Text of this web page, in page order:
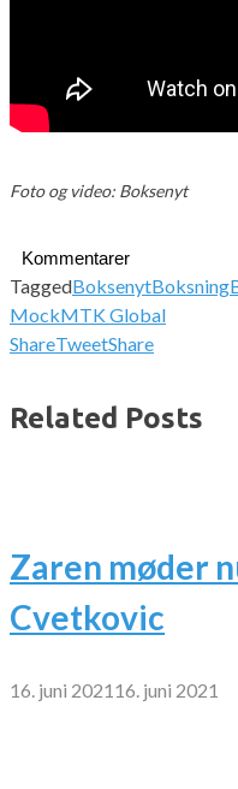
Foto og video: Boksenyt
Kommentarer
TaggedBoksenytBoksning
MockMTK Global
ShareTweetShare
Related Posts
Zaren møder
Cvetkovic
16. juni 2021 16. juni 2021